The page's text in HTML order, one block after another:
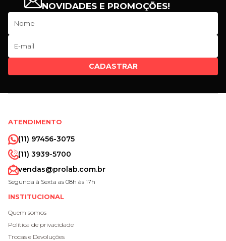
NOVIDADES E PROMOÇÕES!
CADASTRAR
ATENDIMENTO
(11) 97456-3075
(11) 3939-5700
vendas@prolab.com.br
Segunda à Sexta as 08h às 17h
INSTITUCIONAL
Quem somos
Política de privacidade
Trocas e Devoluções